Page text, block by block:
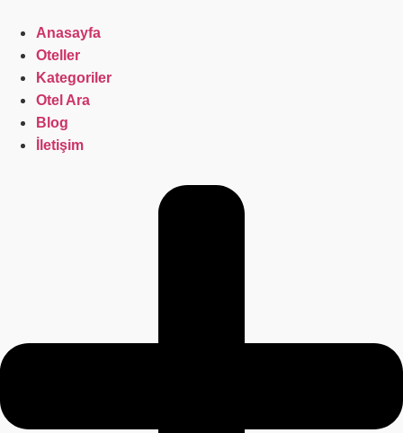
atla
Anasayfa
Oteller
Kategoriler
Otel Ara
Blog
İletişim